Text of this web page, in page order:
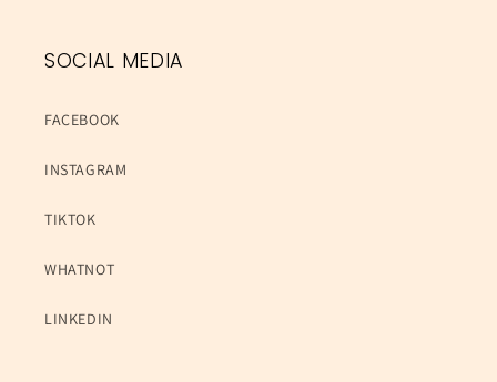
SOCIAL MEDIA
FACEBOOK
INSTAGRAM
TIKTOK
WHATNOT
LINKEDIN